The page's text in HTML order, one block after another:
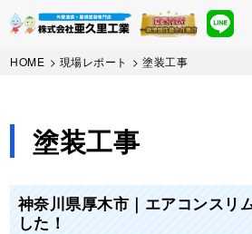
SkipHOME > 現場レポート >塗装工事
塗装工事
神奈川県厚木市｜エアコンスリ
した！